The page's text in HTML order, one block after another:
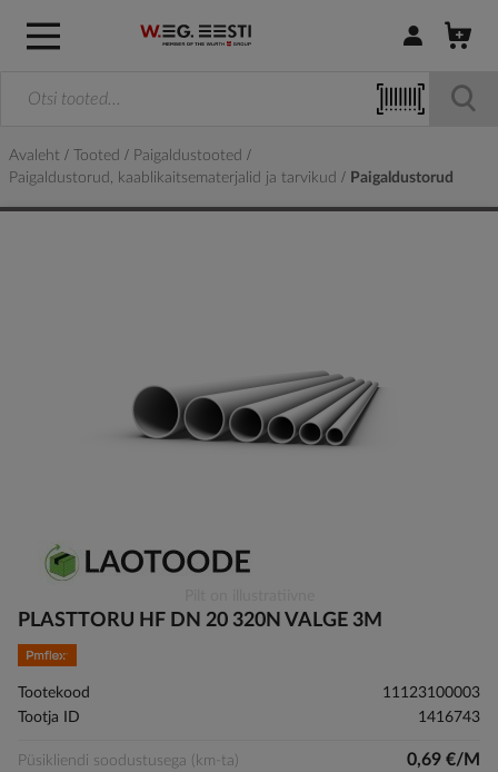
Logi sisse /
Avaleht Tooted
Paigaldustooted
Paigaldustorud, kaablikaitsematerjalid ja tarvikud
Paigaldustorud
to
beginning
of
images
gallery
PLASTTORU HF DN 20 320N VALGE 3M
Tootekood
11123100003
Tootja ID
1416743
Püsikliendi soodustusega (km-ta) 0,69 €/M